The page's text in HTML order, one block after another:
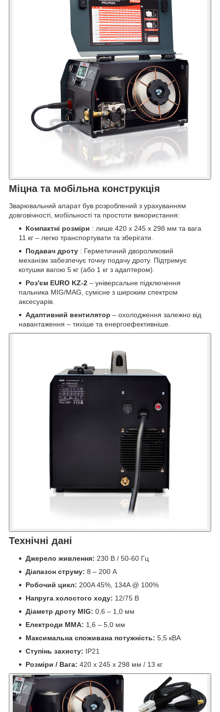
Міцна та мобільна конструкція
Зварювальний апарат був розроблений з урахуванням
довговічності, мобільності та простоти використання:
Компактні розміри : лише 420 x 245 x 298 мм та вага
11 кг – легко транспортувати та зберігати.
Подавач дроту : Герметичний двороликовий
механізм забезпечує точну подачу дроту. Підтримує
котушки вагою 5 кг (або 1 кг з адаптером).
Роз'єм EURO KZ-2 – універсальне підключення
пальника MIG/MAG, сумісне з широким спектром
аксесуарів.
Адаптивний вентилятор – охолодження залежно від
навантаження – тихіше та енергоефективніше.
Технічні дані
Джерело живлення: 230 В / 50-60 Гц
Діапазон струму: 8 – 200 А
Робочий цикл: 200A 45%, 134A @ 100%
Напруга холостого ходу: 12/75 В
Діаметр дроту MIG: 0,6 – 1,0 мм
Електроди MMA: 1,6 – 5,0 мм
Максимальна споживана потужність: 5,5 кВА
Ступінь захисту: IP21
Розміри / Вага: 420 x 245 x 298 мм / 13 кг